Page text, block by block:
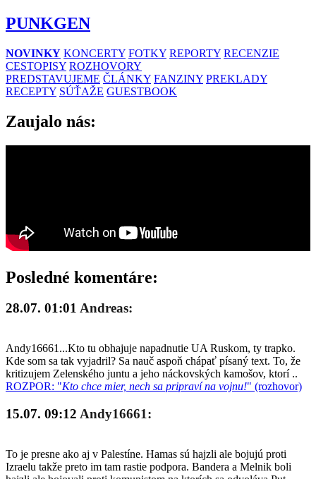
PUNKGEN
NOVINKY KONCERTY FOTKY REPORTY RECENZIE
CESTOPISY ROZHOVORY
PREDSTAVUJEME ČLÁNKY FANZINY PREKLADY
RECEPTY SÚŤAŽE GUESTBOOK
Zaujalo nás:
Posledné komentáre:
28.07. 01:01 Andreas:
Andy16661...Kto tu obhajuje napadnutie UA Ruskom, ty trapko.
Kde som sa tak vyjadril? Sa nauč aspoň chápať písaný text. To, že
kritizujem Zelenského juntu a jeho náckovských kamošov, ktorí ..
ROZPOR: "Kto chce mier, nech sa pripraví na vojnu!" (rozhovor)
15.07. 09:12 Andy16661:
To je presne ako aj v Palestíne. Hamas sú hajzli ale bojujú proti
Izraelu takže preto im tam rastie podpora. Bandera a Melnik boli